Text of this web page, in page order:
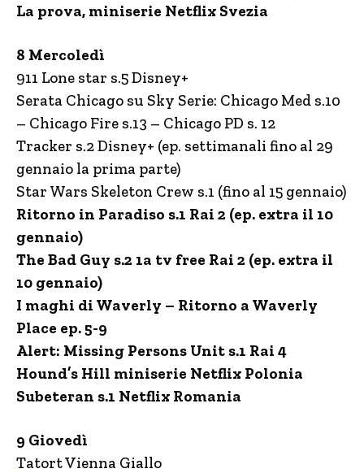
La prova, miniserie Netflix Svezia
8 Mercoledì
911 Lone star s.5 Disney+
Serata Chicago su Sky Serie: Chicago Med s.10
– Chicago Fire s.13 – Chicago PD s. 12
Tracker s.2 Disney+ (ep. settimanali fino al 29
gennaio la prima parte)
Star Wars Skeleton Crew s.1 (fino al 15 gennaio)
Ritorno in Paradiso s.1 Rai 2 (ep. extra il 10
gennaio)
The Bad Guy s.2 1a tv free Rai 2 (ep. extra il
10 gennaio)
I maghi di Waverly – Ritorno a Waverly
Place ep. 5-9
Alert: Missing Persons Unit s.1 Rai 4
Hound’s Hill miniserie Netflix Polonia
Subeteran s.1 Netflix Romania
9 Giovedì
Tatort Vienna Giallo